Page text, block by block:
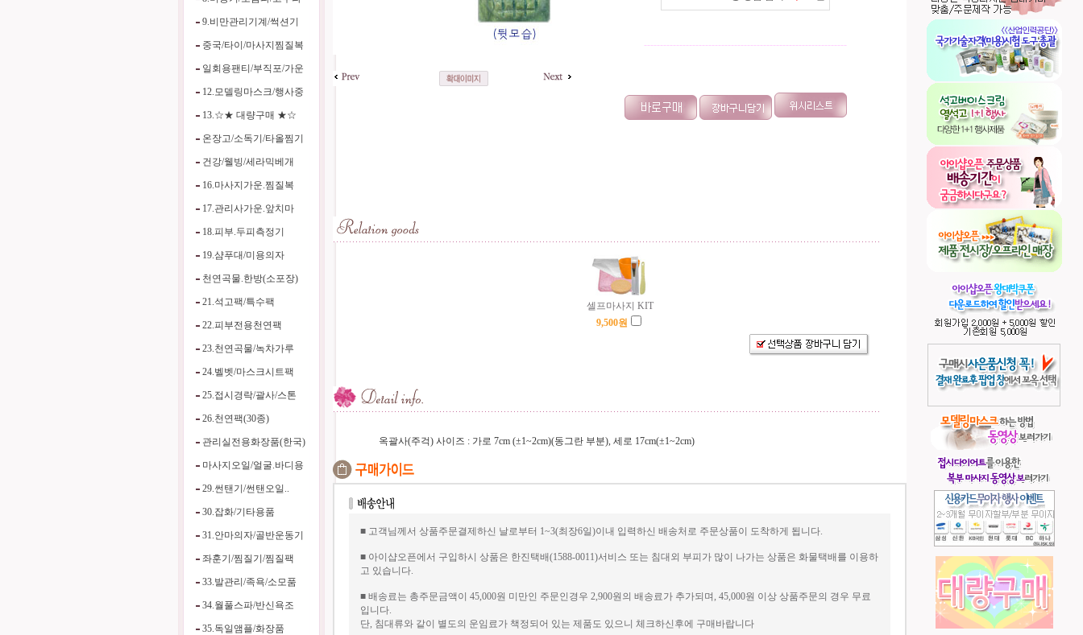
9.비만관리기계/썩션기
중국/타이/마사지찜질복
일회용팬티/부직포/가운
12.모델링마스크/행사중
13.☆★ 대량구매 ★☆
온장고/소독기/타올찜기
건강/웰빙/세라믹베개
16.마사지가운.찜질복
17.관리사가운.앞치마
18.피부.두피측정기
19.샴푸대/미용의자
천연곡물.한방(소포장)
21.석고팩/특수팩
22.피부전용천연팩
23.천연곡물/녹차가루
24.벨벳/마스크시트팩
25.접시경락/괄사/스톤
26.천연팩(30종)
관리실전용화장품(한국)
마사지오일/얼굴.바디용
29.썬탠기/썬탠오일..
30.잡화/기타용품
31.안마의자/골반운동기
좌훈기/찜질기/찜질팩
33.발관리/족욕/소모품
34.월풀스파/반신욕조
35.독일앰플/화장품
---------------------------------------------------------------
셀프마사지 KIT
9,500원
옥괄사(주걱) 사이즈 : 가로 7cm (±1~2cm)(동그란 부분), 세로 17cm(±1~2cm)
■ 고객님께서 상품주문결제하신 날로부터 1~3(최장6일)이내 입력하신 배송처로 주문상품이 도착하게 됩니다.
■ 아이샵오픈에서 구입하시 상품은 한진택배(1588-0011)서비스 또는 침대외 부피가 많이 나가는 상품은 화물택배를 이용하
고 있습니다.
■ 배송료는 총주문금액이 45,000원 미만인 주문인경우 2,900원의 배송료가 추가되며, 45,000원 이상 상품주문의 경우 무료
입니다.
단, 침대류와 같이 별도의 운임료가 책정되어 있는 제품도 있으니 체크하신후에 구매바랍니다